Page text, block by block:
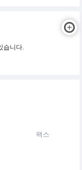
습니다.
팩스